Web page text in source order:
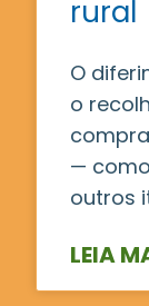
rural
O
o
—
outros
LEIA